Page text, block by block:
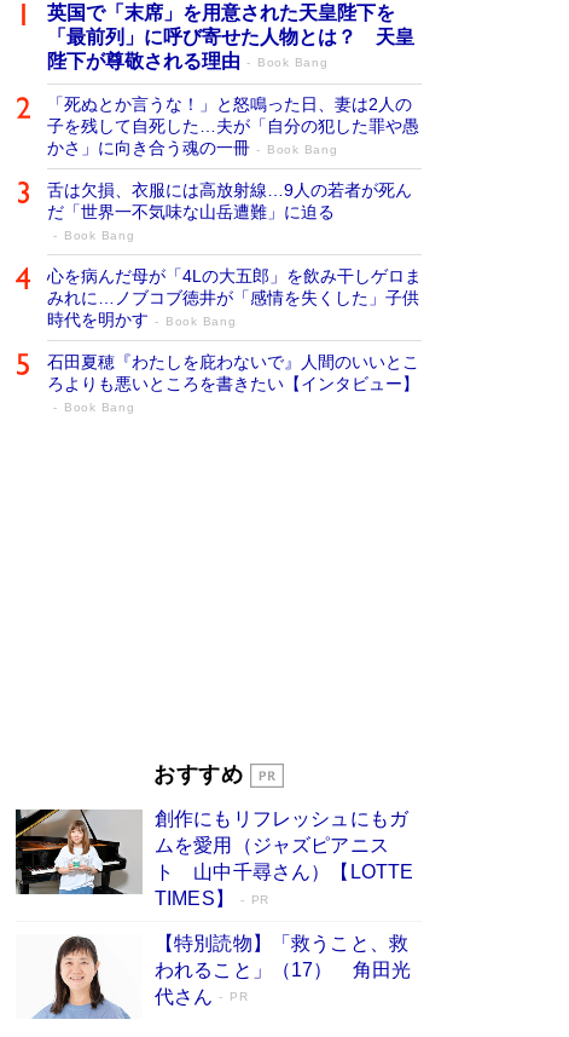
英国で「末席」を用意された天皇陛下を
「最前列」に呼び寄せた人物とは？ 天皇
陛下が尊敬される理由
Book Bang
「死ぬとか言うな！」と怒鳴った日、妻は2人の
子を残して自死した…夫が「自分の犯した罪や愚
かさ」に向き合う魂の一冊
Book Bang
舌は欠損、衣服には高放射線…9人の若者が死ん
だ「世界一不気味な山岳遭難」に迫る
Book Bang
心を病んだ母が「4Lの大五郎」を飲み干しゲロま
みれに…ノブコブ徳井が「感情を失くした」子供
時代を明かす
Book Bang
石田夏穂『わたしを庇わないで』人間のいいとこ
ろよりも悪いところを書きたい【インタビュー】
Book Bang
「『火垂るの墓』は、大嘘である」原作者が抱き
続けた“自責の念”とは…「自己憐憫は描きたくな
い」監督が徹底的にこだわったこと（後編） #
戦争の記憶
Book Bang
おすすめ
創作にもリフレッシュにもガ
ムを愛用（ジャズピアニス
ト 山中千尋さん）【LOTTE
TIMES】
PR
【特別読物】「救うこと、救
われること」（17） 角田光
代さん
PR